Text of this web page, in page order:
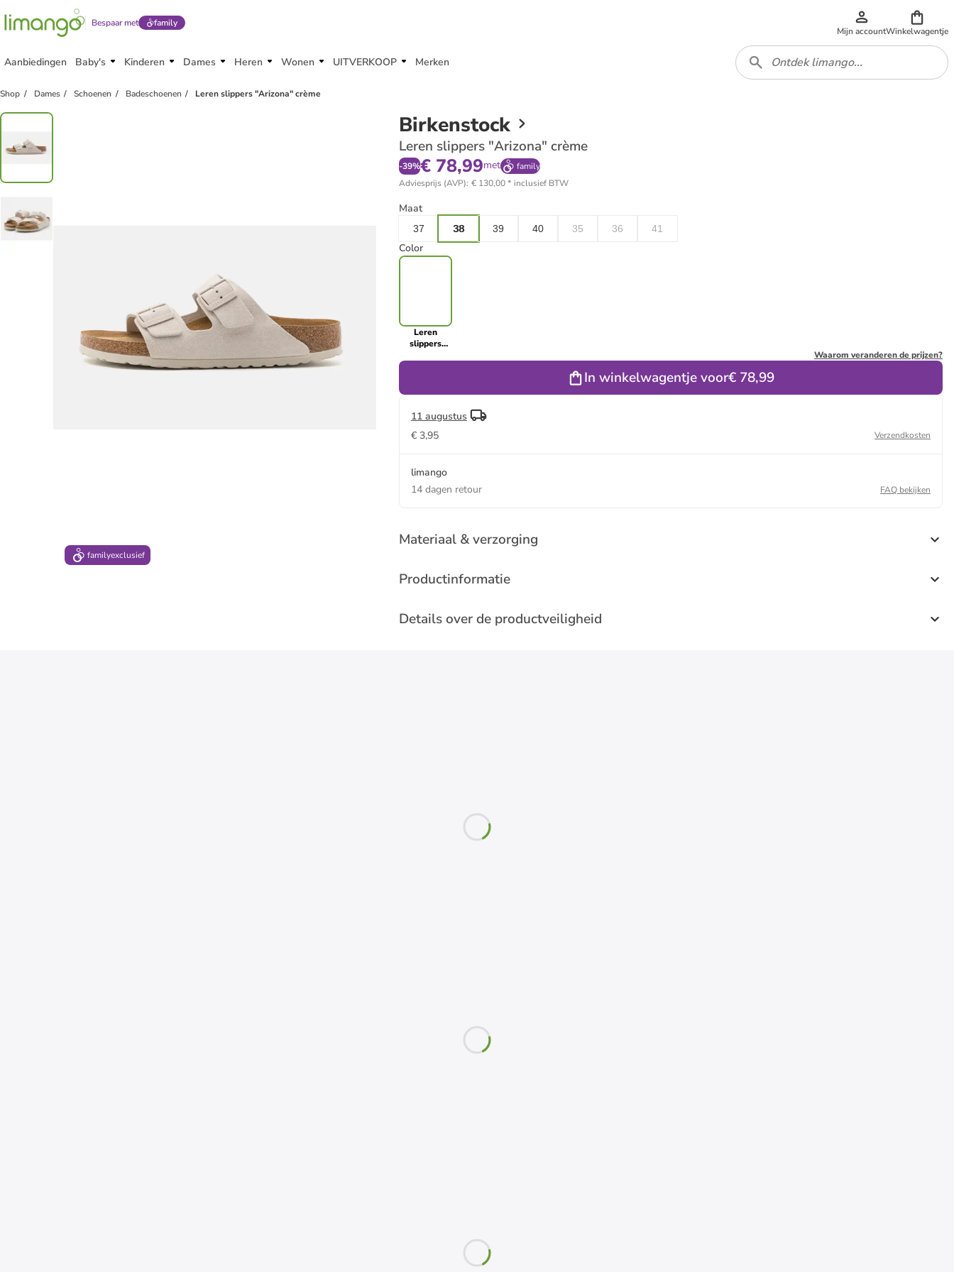
Bespaar met family
Mijn accountWinkelwagentje
Aanbiedingen Baby's Kinderen Dames Heren Wonen UITVERKOOP Merken
Shop Dames Schoenen Badeschoenen Leren slippers "Arizona" crème
familyexclusief
familyexclusief
Birkenstock
Leren slippers "Arizona" crème
-39%€ 78,99met
family
Adviesprijs (AVP): € 130,00* inclusief BTW
Maat
37 38 39 40 35 36 41
Color
Leren
slippers
Waarom veranderen de prijzen?
In winkelwagentje voor€ 78,99
11 augustus
€ 3,95
Verzendkosten
limango
14 dagen retour
FAQ bekijken
Materiaal & verzorging
Productinformatie
Details over de productveiligheid